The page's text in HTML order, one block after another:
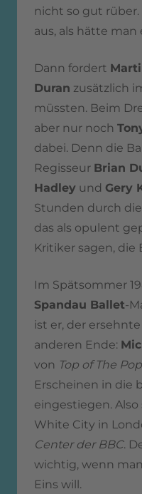
nicht so gut
aus, als hätte
Dann fordert
Duran zusätzlich
müssten. Beim
aber nur noch
dabei. Denn die
Regisseur Brian
Hadley und Gery
Stunden durch
das als opulent
Kritiker sagen,
Im Spätsommer
Spandau Ballet-
ist er, der
anderen Ende:
von Top of The
Erscheinen in die
eingestiegen. Also
White City in
Center der BBC.
wichtig, wenn
Eins will.